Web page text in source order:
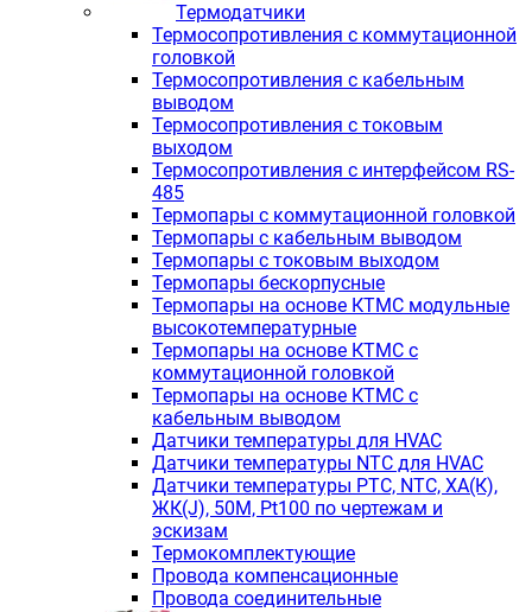
Термодатчики
Термосопротивления с коммутационной
головкой
Термосопротивления с кабельным
выводом
Термосопротивления с токовым
выходом
Термосопротивления с интерфейсом RS-
485
Термопары с коммутационной головкой
Термопары с кабельным выводом
Термопары с токовым выходом
Термопары бескорпусные
Термопары на основе КТМС модульные
высокотемпературные
Термопары на основе КТМС с
коммутационной головкой
Термопары на основе КТМС с
кабельным выводом
Датчики температуры для HVAC
Датчики температуры NTC для HVAC
Датчики температуры PTС, NTC, ХА(К),
ЖК(J), 50М, Pt100 по чертежам и
эскизам
Термокомплектующие
Провода компенсационные
Провода соединительные